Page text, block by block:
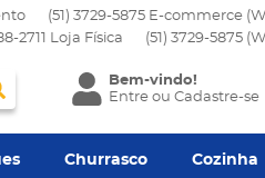
(51) 3729-5875 E-commerce
2711 Loja Física
(51) 3729-5875
Bem-vindo!
Entreou Cadastre-se
Churrasco Cozinha